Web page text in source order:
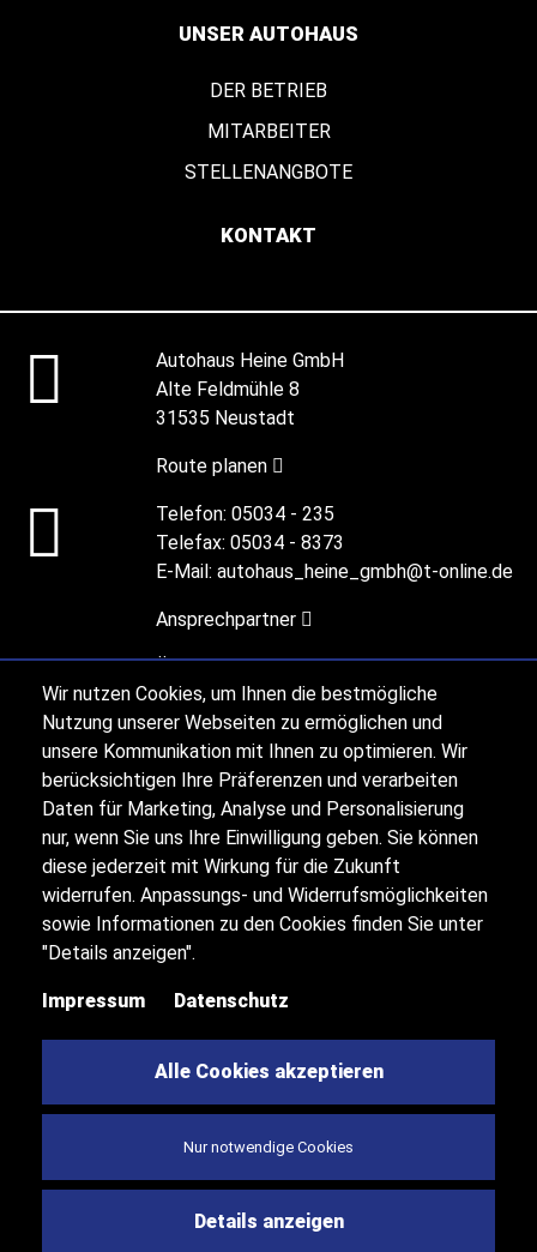
Wir nutzen Cookies, um Ihnen die bestmögliche
Nutzung unserer Webseiten zu ermöglichen und
unsere Kommunikation mit Ihnen zu optimieren. Wir
berücksichtigen Ihre Präferenzen und verarbeiten
Daten für Marketing, Analyse und Personalisierung
nur, wenn Sie uns Ihre Einwilligung geben. Sie können
diese jederzeit mit Wirkung für die Zukunft
widerrufen. Anpassungs- und Widerrufsmöglichkeiten
sowie Informationen zu den Cookies finden Sie unter
"Details anzeigen".
Impressum Datenschutz
Alle Cookies akzeptieren
Nur notwendige Cookies
Details anzeigen
UNSER AUTOHAUS
DER BETRIEB
MITARBEITER
STELLENANGBOTE
KONTAKT
Autohaus Heine GmbH
Alte Feldmühle 8
31535 Neustadt
Route planen
Telefon: 05034 - 235
Telefax: 05034 - 8373
E-Mail: autohaus_heine_gmbh@t-online.de
Ansprechpartner
Öffnungszeiten
Heute:08.00 - 12.00 Uhr
Alle Öffnungszeiten
Impressum
Datenschutz
Sitemap
© 2026 Autohaus Heine GmbH